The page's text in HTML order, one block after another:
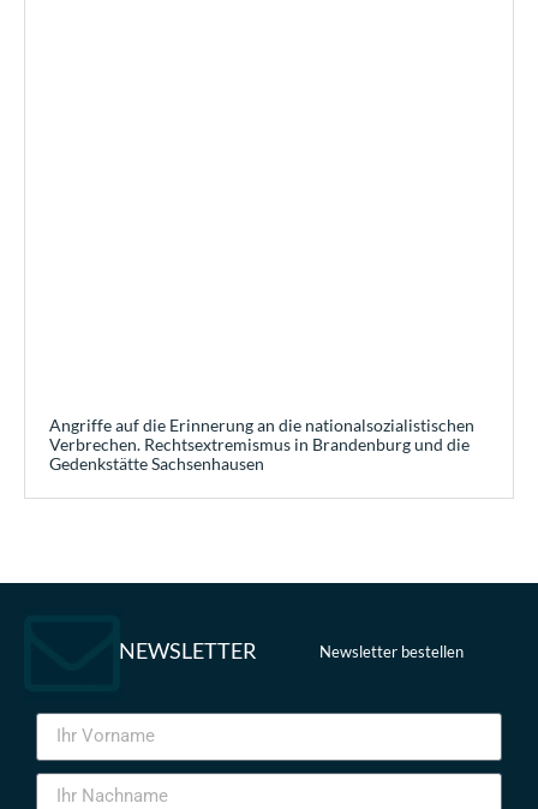
Angriffe auf die Erinnerung an die nationalsozialistischen
Verbrechen. Rechtsextremismus in Brandenburg und die
Gedenkstätte Sachsenhausen
NEWSLETTER Newsletter bestellen